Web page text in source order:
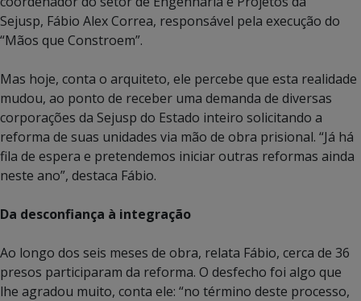
Sejusp, Fábio Alex Correa, responsável pela execução do
“Mãos que Constroem”.
Mas hoje, conta o arquiteto, ele percebe que esta realidade
mudou, ao ponto de receber uma demanda de diversas
corporações da Sejusp do Estado inteiro solicitando a
reforma de suas unidades via mão de obra prisional. “Já há
fila de espera e pretendemos iniciar outras reformas ainda
neste ano”, destaca Fábio.
Da desconfiança à integração
Ao longo dos seis meses de obra, relata Fábio, cerca de 36
presos participaram da reforma. O desfecho foi algo que
lhe agradou muito, conta ele: “no término deste processo,